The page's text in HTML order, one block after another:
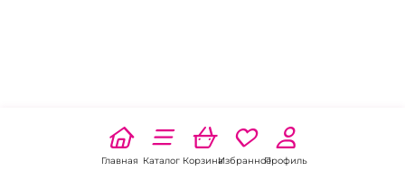
Главная Каталог КорзинаИзбранноеПрофиль